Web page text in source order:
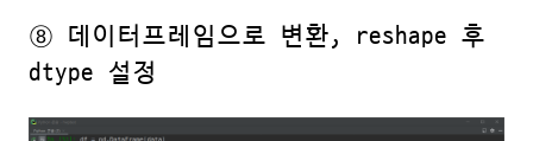
⑧ 데이터프레임으로 변환, reshape 후
dtype 설정